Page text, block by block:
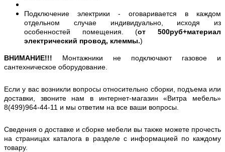
Подключение электрики - оговаривается в каждом
отдельном случае индивидуально, исходя из
особенностей помещения. (от 500руб+материал
электрический провод, клеммы.)
ВНИМАНИЕ!!! Монтажники не подключают газовое и
сантехническое оборудование.
Если у вас возникли вопросы относительно сборки, подъема или
доставки, звоните нам в интернет-магазин «Витра мебель»
8(499)964-44-11 и мы ответим на все ваши вопросы.
Сведения о доставке и сборке мебели вы также можете прочесть
на страницах каталога в разделе с информацией по каждому
товару.